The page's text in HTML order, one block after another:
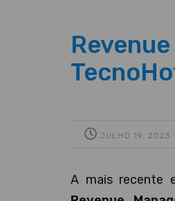
JULHO 19, 2023
A mais recente